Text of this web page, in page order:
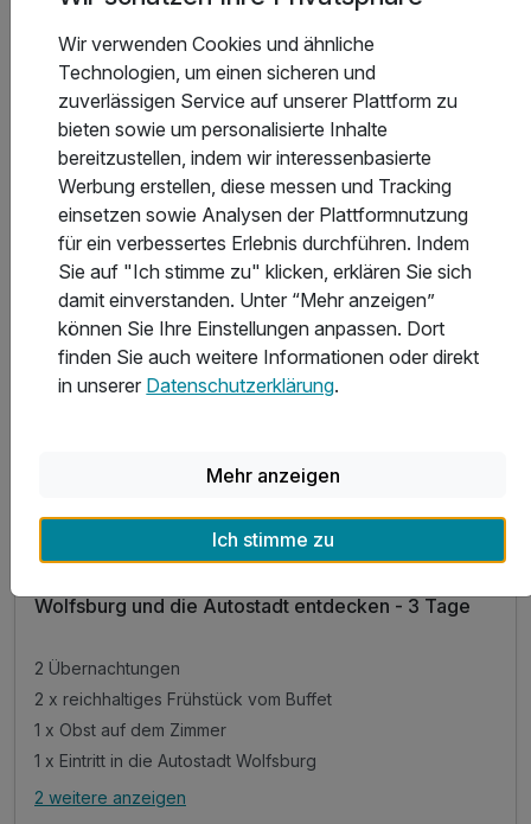
1 x Obst auf dem Zimmer
1 x Eintritt in die Autostadt Wolfsburg
inkl. Aktivzeit in unserem Fitnessraum
inkl. WLAN
Verfügbar bis Dezember
Courtyard by Marriott Wolfsburg
Wolfsburg und die Autostadt entdecken - 3 Tage
2 Übernachtungen
2 x reichhaltiges Frühstück vom Buffet
1 x Obst auf dem Zimmer
1 x Eintritt in die Autostadt Wolfsburg
Alle Inklusivleistungen
2 weitere anzeigen
Wir verwenden Cookies und ähnliche
Technologien, um einen sicheren und
zuverlässigen Service auf unserer Plattform zu
bieten sowie um personalisierte Inhalte
bereitzustellen, indem wir interessenbasierte
Werbung erstellen, diese messen und Tracking
einsetzen sowie Analysen der Plattformnutzung
für ein verbessertes Erlebnis durchführen. Indem
Sie auf "Ich stimme zu" klicken, erklären Sie sich
damit einverstanden. Unter “Mehr anzeigen”
können Sie Ihre Einstellungen anpassen. Dort
finden Sie auch weitere Informationen oder direkt
in unserer Datenschutzerklärung.
Mehr anzeigen
Ich stimme zu